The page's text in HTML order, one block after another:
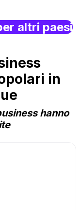
altri paesi
in
hanno